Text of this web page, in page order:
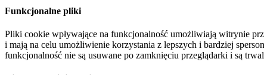
Funkcjonalne pliki
Pliki cookie wpływające na funkcjonalność umożliwiają witrynie
i mają na celu umożliwienie korzystania z lepszych i bardziej
funkcjonalność nie są usuwane po zamknięciu przeglądarki i są